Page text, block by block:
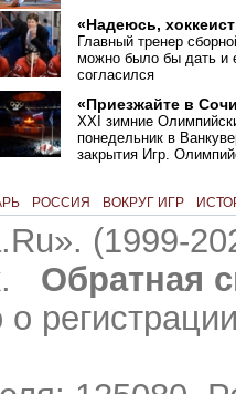
«Надеюсь,
Главный тренер
можно было бы дать и
согласился
«Приезжайте в
XXI зимние
понедельник в
закрытия Игр.
РОССИЯ ВОКРУГ ИГР
(1999-
.
Обратная
о